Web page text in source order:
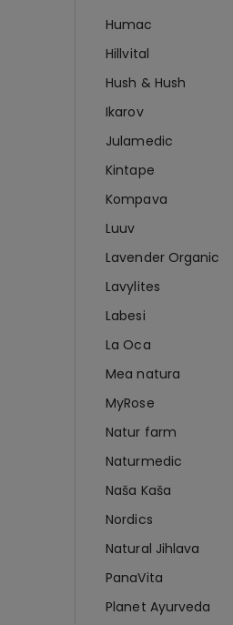
Humac
Hillvital
Hush & Hush
Ikarov
Julamedic
Kintape
Kompava
Luuv
Lavender Organic
Lavylites
Labesi
La Oca
Mea natura
MyRose
Natur farm
Naturmedic
Naša Kaša
Nordics
Natural Jihlava
PanaVita
Planet Ayurveda